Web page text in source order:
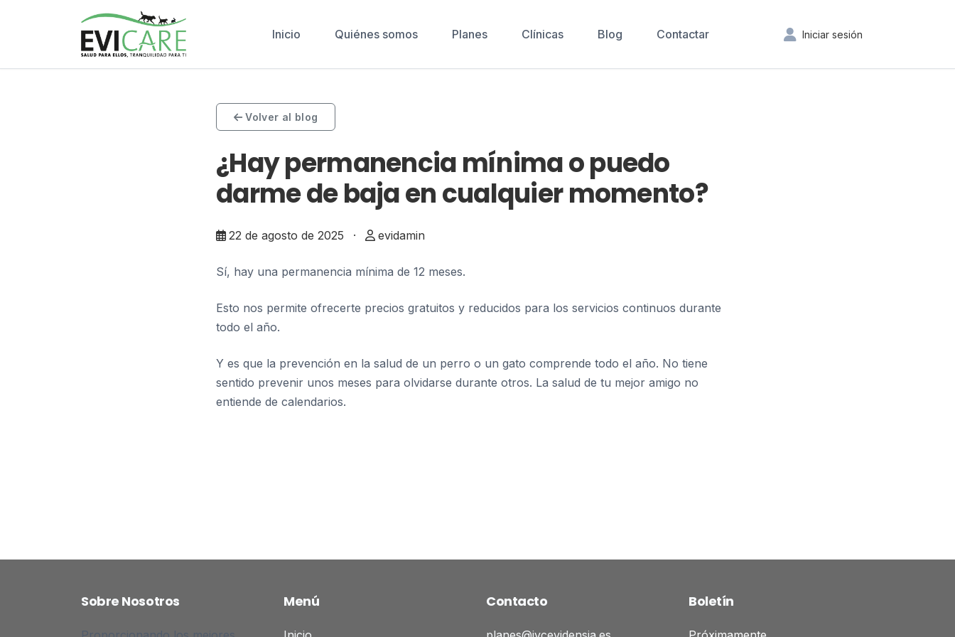
Inicio Quiénes somos Planes Clínicas Blog Contactar Iniciar sesión
Volver al blog
¿Hay permanencia mínima o puedo
darme de baja en cualquier momento?
22 de agosto de 2025 · evidamin
Sí, hay una permanencia mínima de 12 meses.
Esto nos permite ofrecerte precios gratuitos y reducidos para los servicios continuos durante
todo el año.
Y es que la prevención en la salud de un perro o un gato comprende todo el año. No tiene
sentido prevenir unos meses para olvidarse durante otros. La salud de tu mejor amigo no
entiende de calendarios.
Sobre Nosotros Menú Contacto Boletín